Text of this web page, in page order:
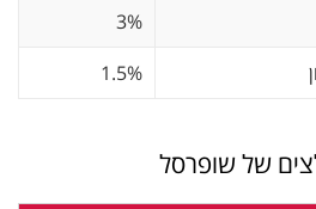
3%
1.5%
של שופרסל